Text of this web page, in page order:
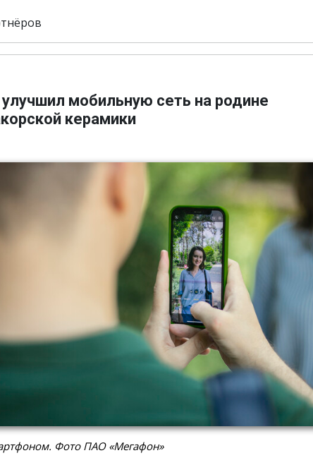
мобильную сеть на родине
керамики
Фото ПАО «Мегафон»